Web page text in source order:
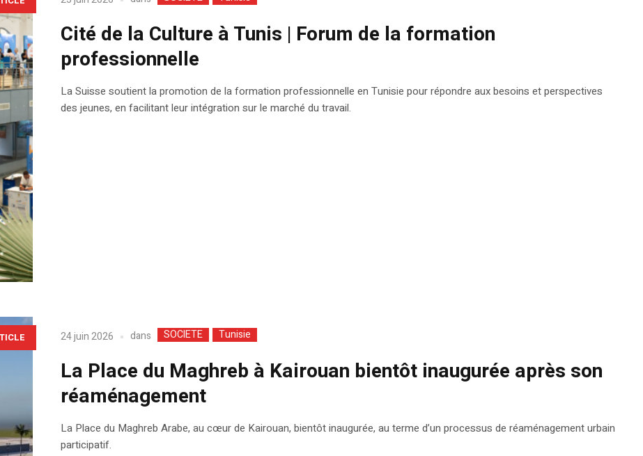
Cité de la Culture à Tunis | Forum de la formation
professionnelle
La Suisse soutient la promotion de la formation professionnelle en Tunisie pour répondre aux besoins et perspectives
des jeunes, en facilitant leur intégration sur le marché du travail.
24 juin 2026 dans SOCIETE Tunisie
La Place du Maghreb à Kairouan bientôt inaugurée après son
réaménagement
La Place du Maghreb Arabe, au cœur de Kairouan, bientôt inaugurée, au terme d’un processus de réaménagement urbain
participatif.